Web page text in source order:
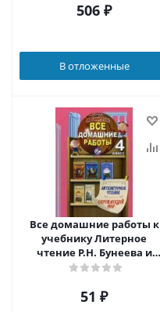
506 ₽
В отложенные
Все домашние работы к
учебнику Литерное
чтение Р.Н. Бунеева и
учебнику Окружающий
класс. ФГОС
51 ₽